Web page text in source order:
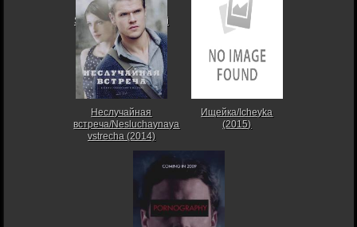
chastnogo syska:
Spyat ustalye igrushki
(2004)
Неслучайная
встреча/Nesluchaynaya
vstrecha (2014)
Ищейка/Icheyka
(2015)